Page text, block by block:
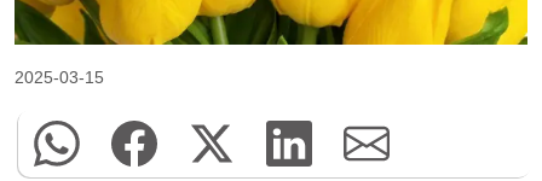
2025-03-15